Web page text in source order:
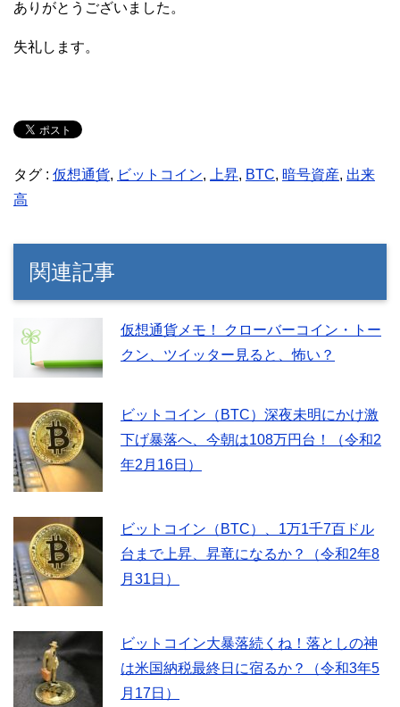
ありがとうございました。
失礼します。
タグ : 仮想通貨, ビットコイン, 上昇, BTC, 暗号資産, 出来
高
関連記事
仮想通貨メモ！ クローバーコイン・トー
クン、ツイッター見ると、怖い？
ビットコイン（BTC）深夜未明にかけ激
下げ暴落へ、今朝は108万円台！（令和2
年2月16日）
ビットコイン（BTC）、1万1千7百ドル
台まで上昇、昇竜になるか？（令和2年8
月31日）
ビットコイン大暴落続くね！落としの神
は米国納税最終日に宿るか？（令和3年5
月17日）